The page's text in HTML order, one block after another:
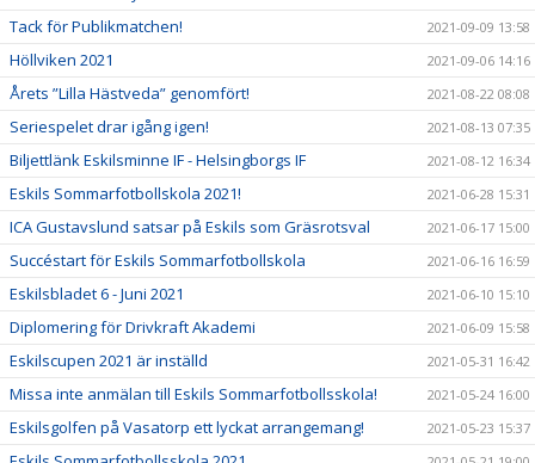
Tack för Publikmatchen! 2021-09-09 13:58
Höllviken 2021 2021-09-06 14:16
Årets ”Lilla Hästveda” genomfört! 2021-08-22 08:08
Seriespelet drar igång igen! 2021-08-13 07:35
Biljettlänk Eskilsminne IF - Helsingborgs IF 2021-08-12 16:34
Eskils Sommarfotbollskola 2021! 2021-06-28 15:31
ICA Gustavslund satsar på Eskils som Gräsrotsval 2021-06-17 15:00
Succéstart för Eskils Sommarfotbollskola 2021-06-16 16:59
Eskilsbladet 6 - Juni 2021 2021-06-10 15:10
Diplomering för Drivkraft Akademi 2021-06-09 15:58
Eskilscupen 2021 är inställd 2021-05-31 16:42
Missa inte anmälan till Eskils Sommarfotbollsskola! 2021-05-24 16:00
Eskilsgolfen på Vasatorp ett lyckat arrangemang! 2021-05-23 15:37